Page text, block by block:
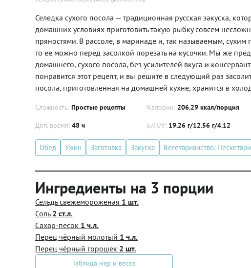
Селедка сухого посола — традиционная русская закуска,
домашних условиях приготовить такую рыбку совсем
пряностями. В рассоле, в маринаде и, так называемым,
то ее можно перед засолкой порезать на кусочки. Мы же
домашнего, сухого посола, без усилителей вкуса и
понравится этот рецепт, и вы решите в следующий раз
посола, приготовленная на домашней кухне, хранится в
Сложность: Простые рецепты Калории: 206.29 ккал/порция
Доп. время: 48 ч Б/Ж/У: 19.26 г/12.56 г/4.12
Обед Ужин Заготовка Закуска Вегетарианство:
Ингредиенты на 3 порции
Сельдь свежемороженая 1 шт.
Соль 2 ст.л.
Сахар-песок 1 ч.л.
Перец чёрный молотый 1 ч.л.
Перец чёрный горошек 2 шт.
Таблица мер и весов